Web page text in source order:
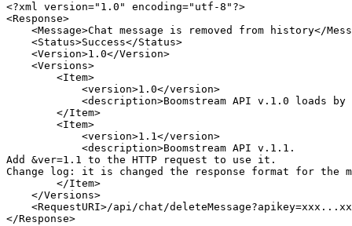
<?xml version="1.0" encoding="utf-8" ?>
<Response>
<Message>Chat message is removed from history</
<Status>Success</Status>
<Version>1.0</Version>
<Versions>
<Item>
<version>1.0</version>
<description>Boomstream API v.1.0 loads
</Item>
<Item>
<version>1.1</version>
<description>Boomstream API v.1.1.
Add &ver=1.1 to the HTTP request to use it.
Change log: it is changed the response format for the
</Item>
</Versions>
<RequestURI>/api/chat/
</Response>